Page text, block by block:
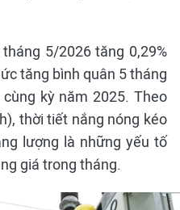
5/2026 tăng 0,29%
tăng bình quân 5 tháng
kỳ năm 2025. Theo
thời tiết nắng nóng kéo
lượng là những yếu tố
giá trong tháng.